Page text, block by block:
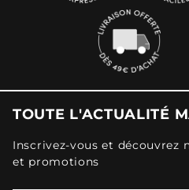
TOUTE L'ACTUALITÉ
Inscrivez-vous et découvrez
et promotions